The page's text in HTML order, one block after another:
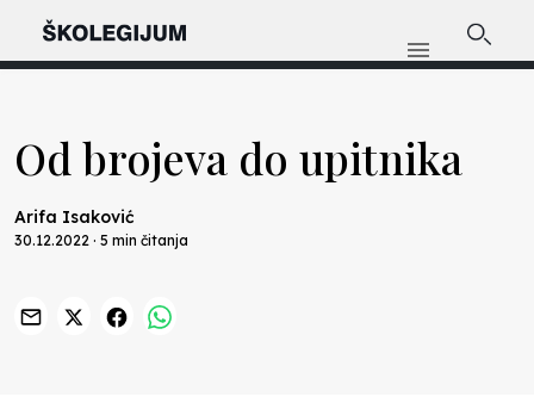
Od brojeva do upitnika
Arifa Isaković
30.12.2022 · 5 min čitanja